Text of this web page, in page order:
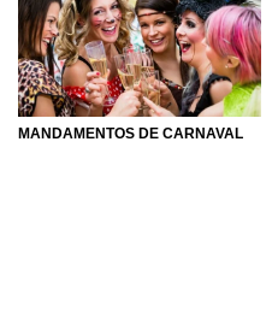
MANDAMENTOS DE CARNAVAL